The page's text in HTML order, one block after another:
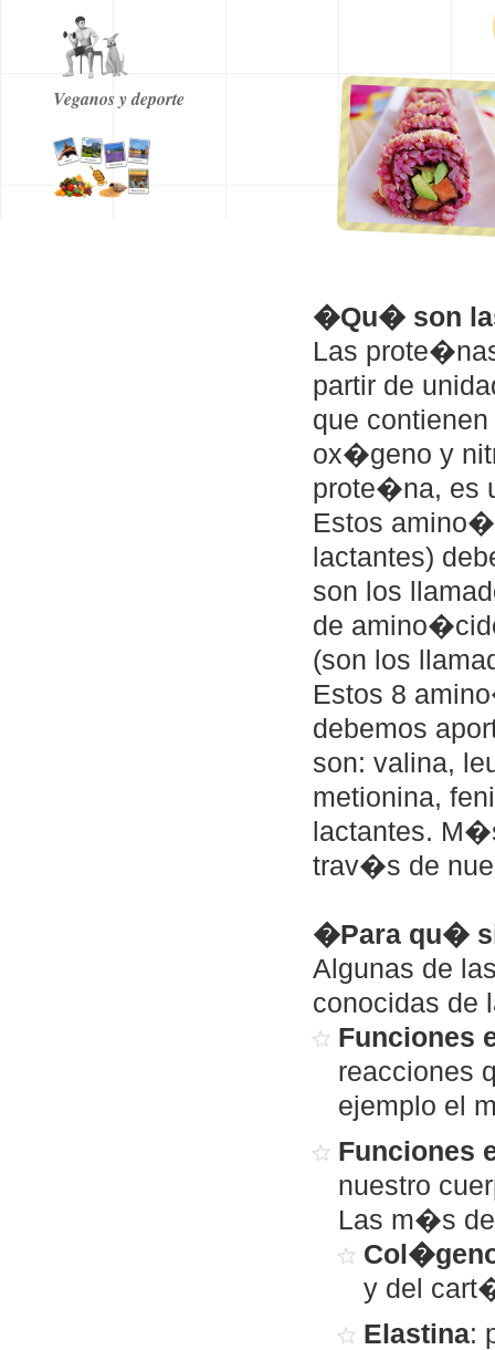
Veganos y deporte
�Qu� son
Las
partir de
que
ox�geno y
prote�na, es
Estos
lactantes)
son los
de
(son los
Estos 8
debemos
son: valina,
metionina,
lactantes.
trav�s de
�Para qu�
Algunas de
conocidas de
Funciones
reacciones
ejemplo el
Funciones
nuestro
Las m�s
y del
Elastina: